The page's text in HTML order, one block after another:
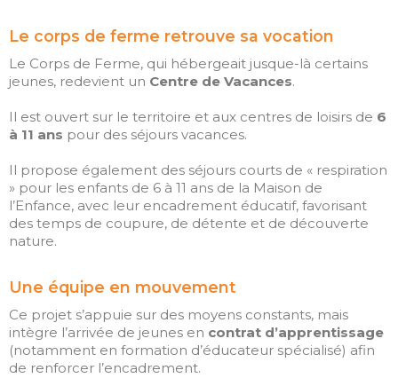
Le corps de ferme retrouve sa vocation
Le Corps de Ferme, qui hébergeait jusque-là certains
jeunes, redevient un Centre de Vacances.
Il est ouvert sur le territoire et aux centres de loisirs de 6
à 11 ans pour des séjours vacances.
Il propose également des séjours courts de « respiration
» pour les enfants de 6 à 11 ans de la Maison de
l’Enfance, avec leur encadrement éducatif, favorisant
des temps de coupure, de détente et de découverte
nature.
Une équipe en mouvement
Ce projet s’appuie sur des moyens constants, mais
intègre l’arrivée de jeunes en contrat d’apprentissage
(notamment en formation d’éducateur spécialisé) afin
de renforcer l’encadrement.